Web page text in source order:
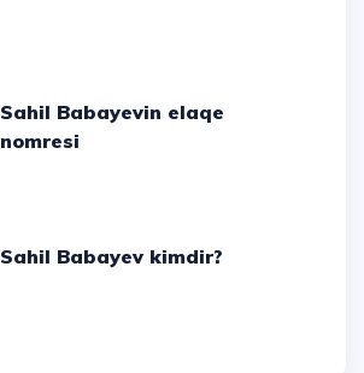
Sahil Babayevin elaqe
nomresi
Sahil Babayev kimdir?